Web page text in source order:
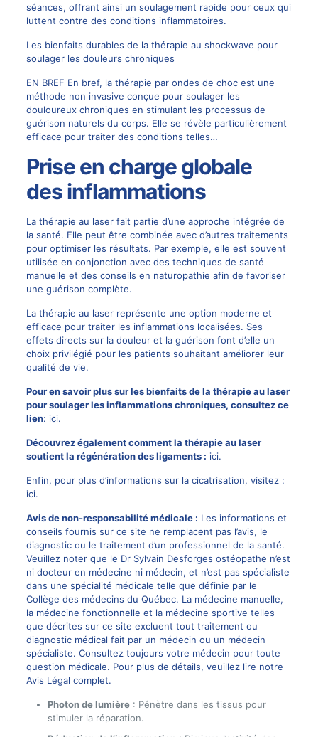
séances, offrant ainsi un soulagement rapide pour ceux qui
luttent contre des conditions inflammatoires.
Les bienfaits durables de la thérapie au shockwave pour
soulager les douleurs chroniques
EN BREF En bref, la thérapie par ondes de choc est une
méthode non invasive conçue pour soulager les
douloureux chroniques en stimulant les processus de
guérison naturels du corps. Elle se révèle particulièrement
efficace pour traiter des conditions telles…
Prise en charge globale
des inflammations
La thérapie au laser fait partie d’une approche intégrée de
la santé. Elle peut être combinée avec d’autres traitements
pour optimiser les résultats. Par exemple, elle est souvent
utilisée en conjonction avec des techniques de santé
manuelle et des conseils en naturopathie afin de favoriser
une guérison complète.
La thérapie au laser représente une option moderne et
efficace pour traiter les inflammations localisées. Ses
effets directs sur la douleur et la guérison font d’elle un
choix privilégié pour les patients souhaitant améliorer leur
qualité de vie.
Pour en savoir plus sur les bienfaits de la thérapie au laser
pour soulager les inflammations chroniques, consultez ce
lien: ici.
Découvrez également comment la thérapie au laser
soutient la régénération des ligaments : ici.
Enfin, pour plus d’informations sur la cicatrisation, visitez :
ici.
Avis de non-responsabilité médicale : Les informations et
conseils fournis sur ce site ne remplacent pas l’avis, le
diagnostic ou le traitement d’un professionnel de la santé.
Veuillez noter que le Dr Sylvain Desforges ostéopathe n’est
ni docteur en médecine ni médecin, et n’est pas spécialiste
dans une spécialité médicale telle que définie par le
Collège des médecins du Québec. La médecine manuelle,
la médecine fonctionnelle et la médecine sportive telles
que décrites sur ce site excluent tout traitement ou
diagnostic médical fait par un médecin ou un médecin
spécialiste. Consultez toujours votre médecin pour toute
question médicale. Pour plus de détails, veuillez lire notre
Avis Légal complet.
Photon de lumière: Pénètre dans les tissus pour
stimuler la réparation.